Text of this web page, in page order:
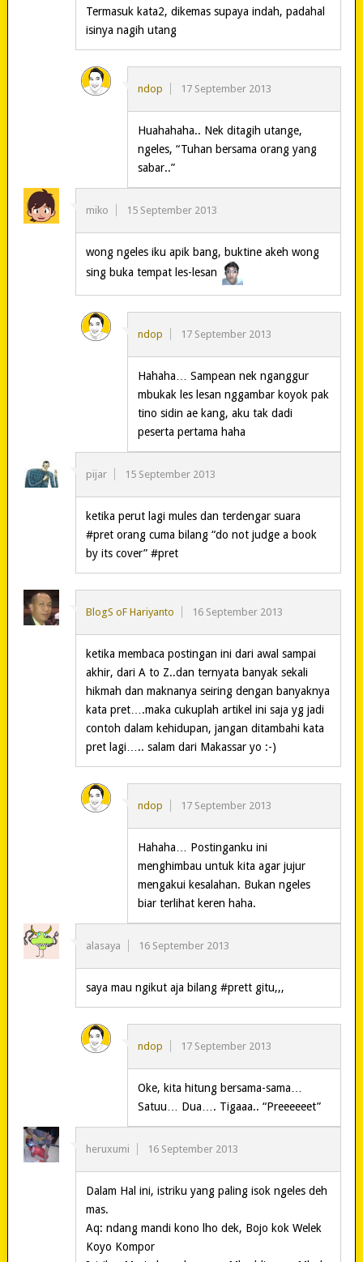
Termasuk kata2, dikemas supaya indah, padahal
isinya nagih utang
ndop 17 September 2013
Huahahaha.. Nek ditagih utange,
ngeles, “Tuhan bersama orang yang
sabar..”
miko 15 September 2013
wong ngeles iku apik bang, buktine akeh wong
sing buka tempat les-lesan
ndop 17 September 2013
Hahaha… Sampean nek nganggur
mbukak les lesan nggambar koyok pak
tino sidin ae kang, aku tak dadi
peserta pertama haha
pijar 15 September 2013
ketika perut lagi mules dan terdengar suara
#pret orang cuma bilang “do not judge a book
by its cover” #pret
BlogS oF Hariyanto 16 September 2013
ketika membaca postingan ini dari awal sampai
akhir, dari A to Z..dan ternyata banyak sekali
hikmah dan maknanya seiring dengan banyaknya
kata pret….maka cukuplah artikel ini saja yg jadi
contoh dalam kehidupan, jangan ditambahi kata
pret lagi….. salam dari Makassar yo :-)
ndop 17 September 2013
Hahaha… Postinganku ini
menghimbau untuk kita agar jujur
mengakui kesalahan. Bukan ngeles
biar terlihat keren haha.
alasaya 16 September 2013
saya mau ngikut aja bilang #prett gitu,,,
ndop 17 September 2013
Oke, kita hitung bersama-sama…
Satuu… Dua…. Tigaaa.. “Preeeeeet”
heruxumi 16 September 2013
Dalam Hal ini, istriku yang paling isok ngeles deh
mas.
Aq: ndang mandi kono lho dek, Bojo kok Welek
Koyo Kompor